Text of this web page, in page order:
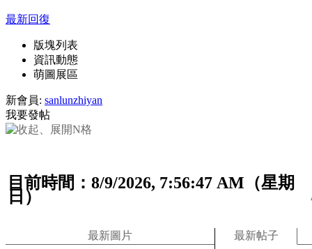
最新回復
版塊列表
資訊動態
萌圖展區
新會員: sanlunzhiyan
我要發帖
目前時間：8/9/2026, 7:56:48 AM（星期
日）
最新圖片 最新帖子